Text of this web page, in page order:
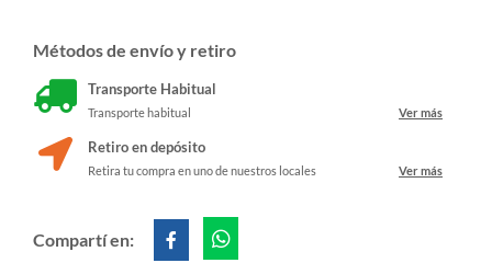
Métodos de envío y retiro
Transporte Habitual
Transporte habitual Ver más
Retiro en depósito
Retira tu compra en uno de nuestros locales Ver más
Compartí en: